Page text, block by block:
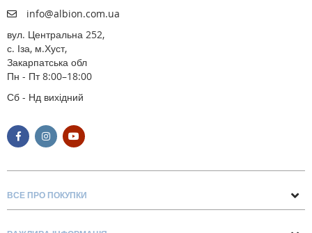
info@albion.com.ua
вул. Центральна 252,
с. Іза, м.Хуст,
Закарпатська обл
Пн - Пт 8:00–18:00
Сб - Нд вихідний
ВСЕ ПРО ПОКУПКИ